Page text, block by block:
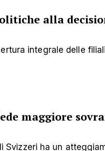
alla
integrale delle
maggiore
Svizzeri ha un